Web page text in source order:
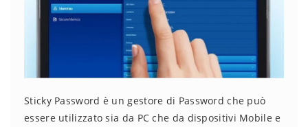
Sticky Password è un gestore di Password che può
essere utilizzato sia da PC che da dispositivi Mobile e